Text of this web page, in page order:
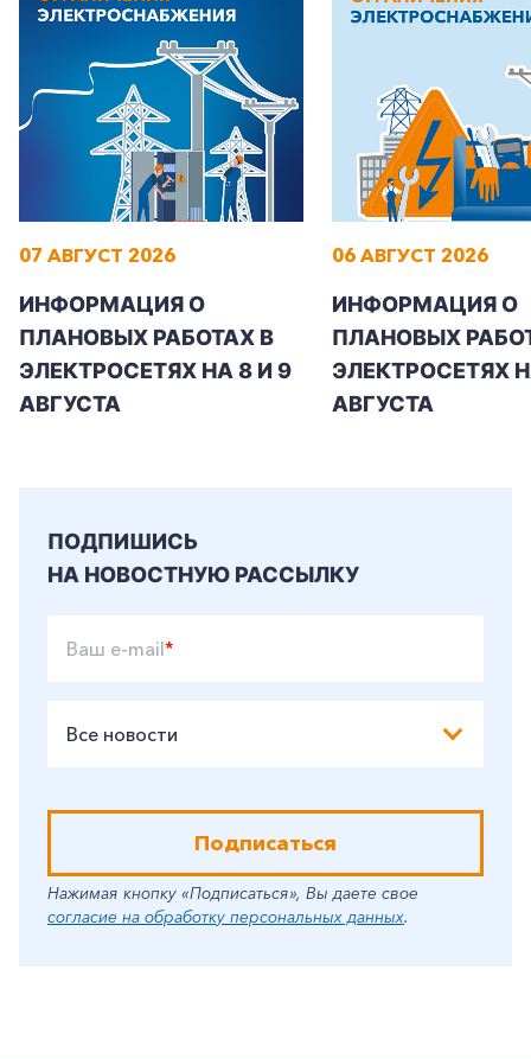
07 АВГУСТ 2026
ИНФОРМАЦИЯ О
ПЛАНОВЫХ РАБОТАХ В
ЭЛЕКТРОСЕТЯХ НА 8 И 9
АВГУСТА
06 АВГУСТ 2026
ИНФОРМАЦИЯ О
ПЛАНОВЫХ
ЭЛЕКТРОСЕТЯХ
АВГУСТА
ПОДПИШИСЬ
НА НОВОСТНУЮ РАССЫЛКУ
Ваш e-mail*
Все новости
Подписаться
Нажимая кнопку «Подписаться», Вы даете свое
согласие на обработку персональных данных.